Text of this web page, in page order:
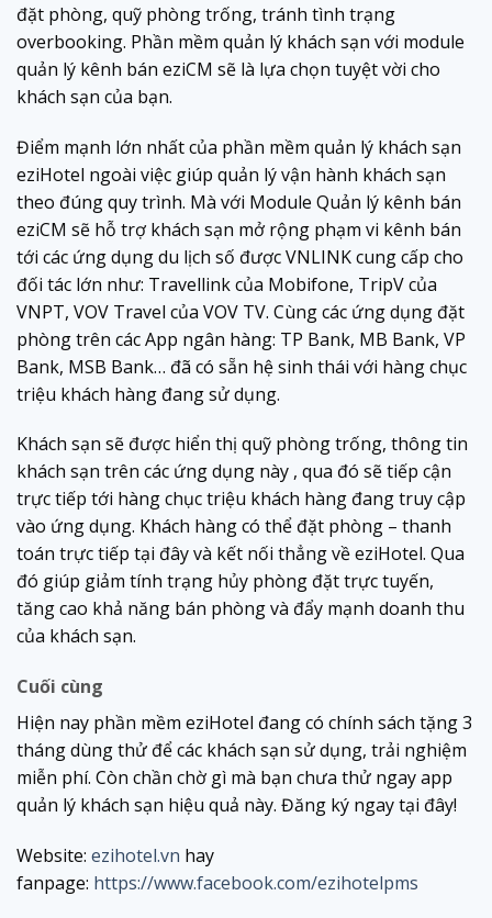
đặt phòng, quỹ phòng trống, tránh tình trạng
overbooking. Phần mềm quản lý khách sạn với module
quản lý kênh bán eziCM sẽ là lựa chọn tuyệt vời cho
khách sạn của bạn.
Điểm mạnh lớn nhất của phần mềm quản lý khách sạn
eziHotel ngoài việc giúp quản lý vận hành khách sạn
theo đúng quy trình. Mà với Module Quản lý kênh bán
eziCM sẽ hỗ trợ khách sạn mở rộng phạm vi kênh bán
tới các ứng dụng du lịch số được VNLINK cung cấp cho
đối tác lớn như: Travellink của Mobifone, TripV của
VNPT, VOV Travel của VOV TV. Cùng các ứng dụng đặt
phòng trên các App ngân hàng: TP Bank, MB Bank, VP
Bank, MSB Bank… đã có sẵn hệ sinh thái với hàng chục
triệu khách hàng đang sử dụng.
Khách sạn sẽ được hiển thị quỹ phòng trống, thông tin
khách sạn trên các ứng dụng này , qua đó sẽ tiếp cận
trực tiếp tới hàng chục triệu khách hàng đang truy cập
vào ứng dụng. Khách hàng có thể đặt phòng – thanh
toán trực tiếp tại đây và kết nối thẳng về eziHotel. Qua
đó giúp giảm tính trạng hủy phòng đặt trực tuyến,
tăng cao khả năng bán phòng và đẩy mạnh doanh thu
của khách sạn.
Cuối cùng
Hiện nay phần mềm eziHotel đang có chính sách tặng 3
tháng dùng thử để các khách sạn sử dụng, trải nghiệm
miễn phí. Còn chần chờ gì mà bạn chưa thử ngay app
quản lý khách sạn hiệu quả này. Đăng ký ngay tại đây!
Website: ezihotel.vn hay
fanpage: https://www.facebook.com/ezihotelpms